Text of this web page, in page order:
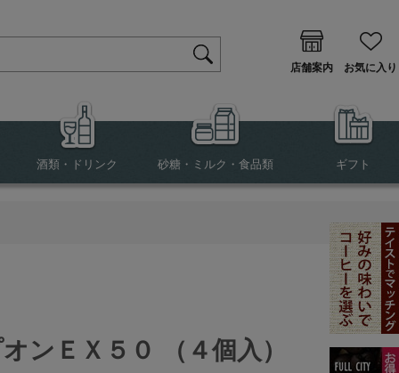
店舗案内 お気に入り
酒類・ドリンク 砂糖・ミルク・食品類 ギフト
ンＥＸ５０ （４個入）